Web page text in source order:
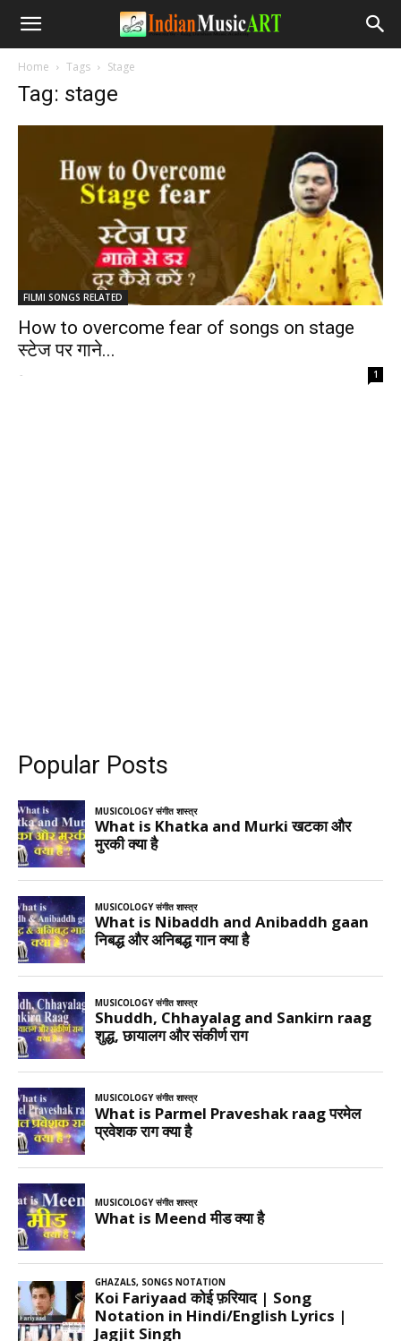
Home Tags Stage
Tag: stage
FILMI SONGS RELATED
How to overcome fear of songs on stage
स्टेज पर गाने...
- 1
Popular Posts